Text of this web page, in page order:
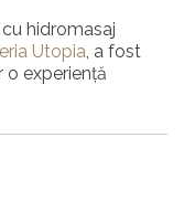
hidromasaj
Utopia, a fost
experiență